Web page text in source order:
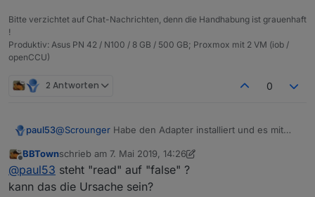
"from" : "system.adapter.linkeddevices.0",
"acl":
{
"owner": "system.user.admin",
},
"native": { }
}
Bitte verzichtet auf Chat-Nachrichten, denn die Handhabung ist grauenhaft
!
Produktiv: Asus PN 42 / N100 / 8 GB / 500 GB; Proxmox mit 2 VM (iob /
openCCU)
2 Antworten 0
paul53@Scrounger Habe den Adapter installiert und es mit
Änderung des Wertes im verlinkten Datenpunkt
(Bad.HKT.Auto_Mode) wird nicht an den Original-
Datenpunkt übertragen.
Offline
BBTownschrieb am 7. Mai 2019, 14:26
zuletzt editiert von BBTown5. Juli 2019, 16:27
@paul53 steht "read" auf "false" ?
kann das die Ursache sein?